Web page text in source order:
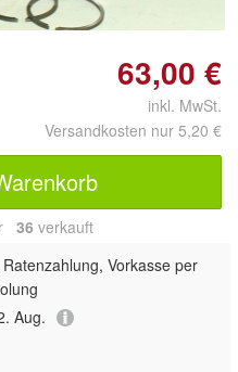
63,00 €
inkl. MwSt.
Versandkosten nur 5,20 €
36 verkauft
Vorkasse per
Aug.